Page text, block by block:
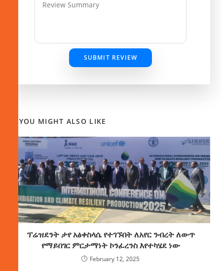
SUBMIT REVIEW
YOU MIGHT ALSO LIKE
ፕሬዝደንት ታየ አፅቀስላሴ የተገኙበት ለአየር ንብረት ለውጥ
የማይበገር ምርታማነት ኮንፈረንስ እየተካሄደ ነው
February 12, 2025